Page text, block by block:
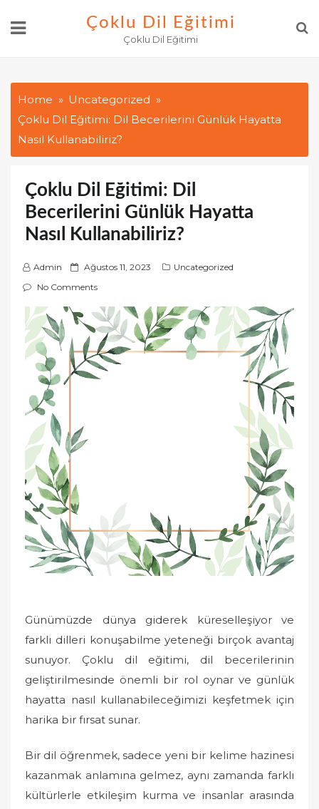
Çoklu Dil Eğitimi
Çoklu Dil Eğitimi
Home
Uncategorized
Çoklu Dil Eğitimi: Dil Becerilerini Günlük Hayatta
Nasıl Kullanabiliriz?
Çoklu Dil Eğitimi: Dil
Becerilerini Günlük Hayatta
Nasıl Kullanabiliriz?
Admin
P
o
t
d
o
Ağustos 11, 2023
Uncategorized
No Comments
Günümüzde dünya giderek küreselleşiyor ve
farklı dilleri konuşabilme yeteneği birçok avantaj
sunuyor. Çoklu dil eğitimi, dil becerilerinin
geliştirilmesinde önemli bir rol oynar ve günlük
hayatta nasıl kullanabileceğimizi keşfetmek için
harika bir fırsat sunar.
Bir dil öğrenmek, sadece yeni bir kelime hazinesi
kazanmak anlamına gelmez, aynı zamanda farklı
kültürlerle etkileşim kurma ve insanlar arasında